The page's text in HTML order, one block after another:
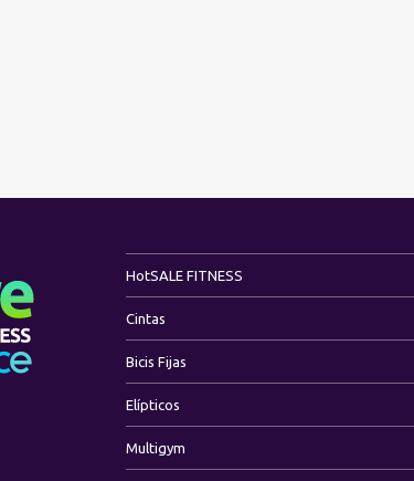
HotSALE FITNESS
Cintas
Bicis Fijas
Elípticos
Multigym